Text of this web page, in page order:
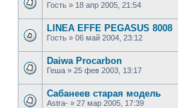
Гость » 18 апр 2005, 21:54
LINEA EFFE PEGASUS 8008
Гость » 06 май 2004, 23:12
Daiwa Procarbon
Геша » 25 фев 2003, 13:17
Сабанеев старая модель
Astra- » 27 мар 2005, 17:39